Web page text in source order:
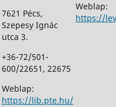
7621 Pécs,
Szepesy Ignác
utca 3.
+36-72/501-
600/22651, 22675
Weblap:
https://lib.pte.hu/
Weblap:
https://